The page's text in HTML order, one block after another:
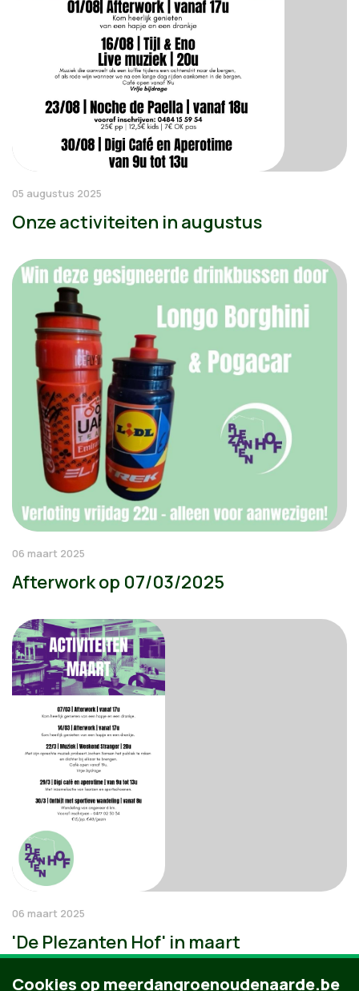
05 augustus 2025
Onze activiteiten in augustus
06 maart 2025
Afterwork op 07/03/2025
06 maart 2025
'De Plezanten Hof' in maart
Cookies op meerdangroenoudenaarde.be